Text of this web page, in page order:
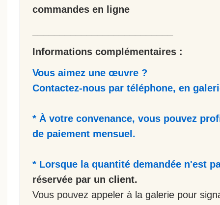
commandes en ligne
Informations complémentaires :
Vous aimez une œuvre ?
Contactez-nous par téléphone, en
* À votre convenance, vous pouvez
de paiement mensuel.
* Lorsque la quantité demandée n'est
réservée par un client.
Vous pouvez appeler à la galerie pour